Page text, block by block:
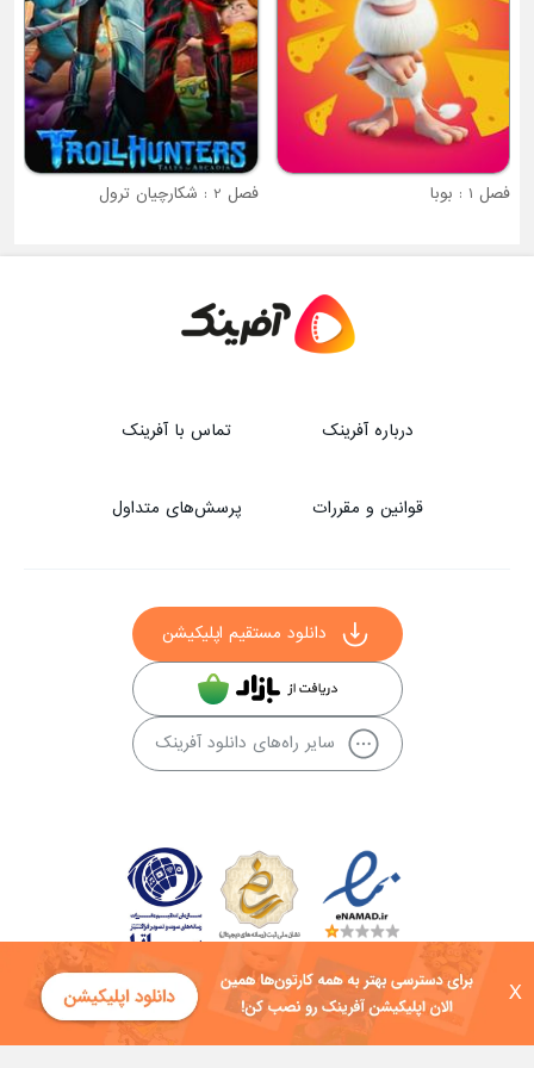
X
فصل 2 : شکارچیان ترول
درباره آفرینک تماس با آفرینک
قوانین و مقررات پرسش‌های متداول
دانلود مستقیم اپلیکیشن
سایر راه‌های دانلود آفرینک
کلیه حقوق این سایت به شرکت توسعه فناوی هفت آسمان توکان تعلق دارد و